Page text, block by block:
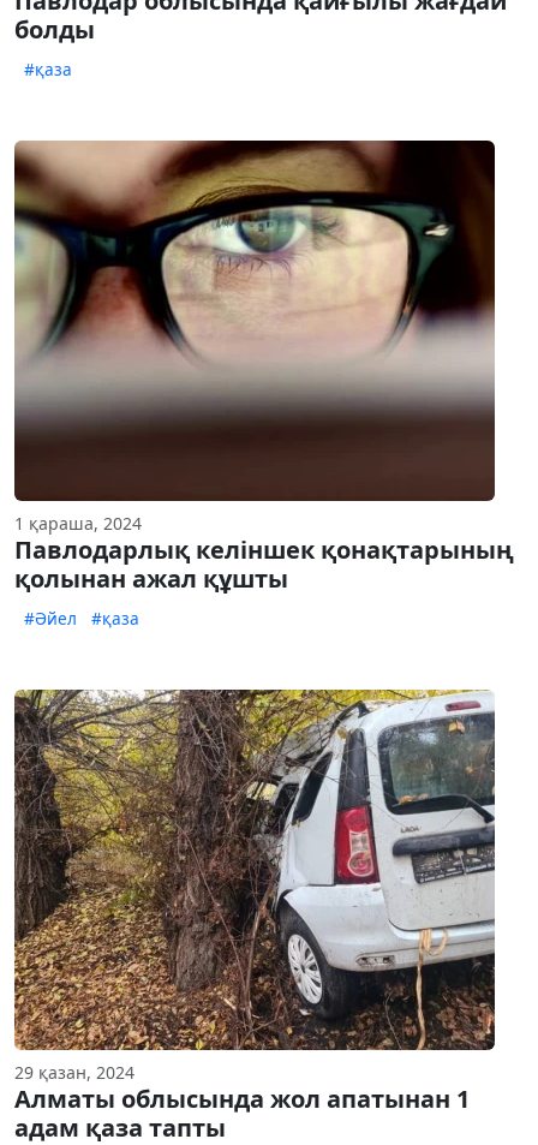
болды
#қаза
1 қараша, 2024
Павлодарлық келіншек қонақтарының
қолынан ажал құшты
#Әйел #қаза
29 қазан, 2024
Алматы облысында жол апатынан 1
адам қаза тапты